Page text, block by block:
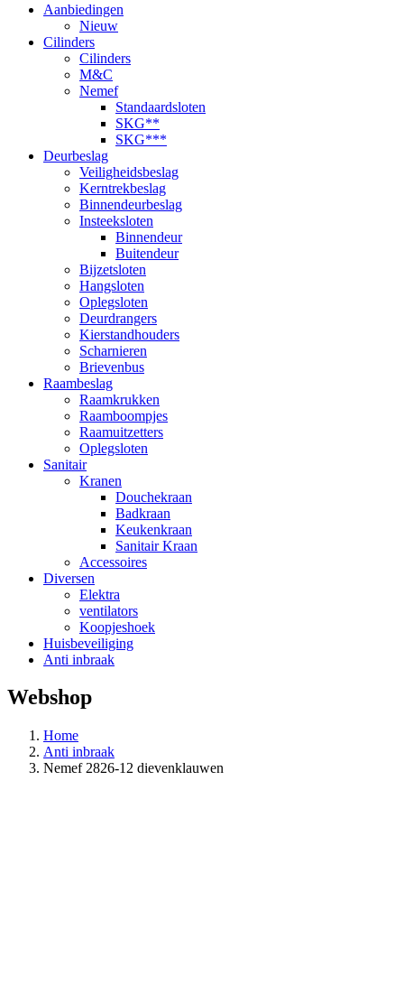
Aanbiedingen
Nieuw
Cilinders
Cilinders
M&C
Nemef
Standaardsloten
SKG**
SKG***
Deurbeslag
Veiligheidsbeslag
Kerntrekbeslag
Binnendeurbeslag
Insteeksloten
Binnendeur
Buitendeur
Bijzetsloten
Hangsloten
Oplegsloten
Deurdrangers
Kierstandhouders
Scharnieren
Brievenbus
Raambeslag
Raamkrukken
Raamboompjes
Raamuitzetters
Oplegsloten
Sanitair
Kranen
Douchekraan
Badkraan
Keukenkraan
Sanitair Kraan
Accessoires
Diversen
Elektra
ventilators
Koopjeshoek
Huisbeveiliging
Anti inbraak
Webshop
Home
Anti inbraak
Nemef 2826-12 dievenklauwen